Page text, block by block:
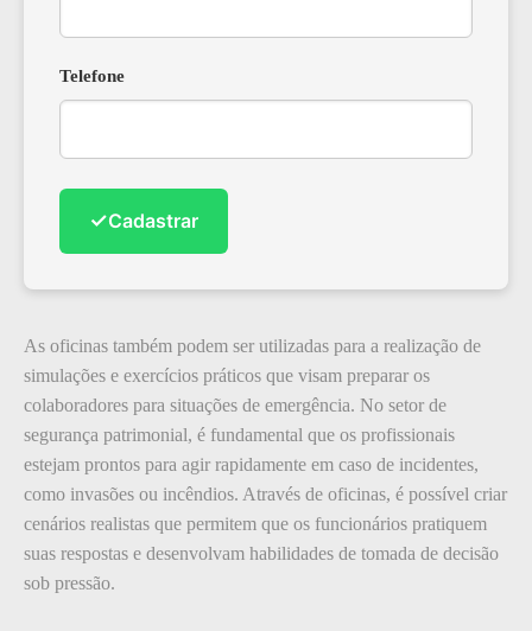
Telefone
✓Cadastrar
As oficinas também podem ser utilizadas para a realização de
simulações e exercícios práticos que visam preparar os
colaboradores para situações de emergência. No setor de
segurança patrimonial, é fundamental que os profissionais
estejam prontos para agir rapidamente em caso de incidentes,
como invasões ou incêndios. Através de oficinas, é possível criar
cenários realistas que permitem que os funcionários pratiquem
suas respostas e desenvolvam habilidades de tomada de decisão
sob pressão.